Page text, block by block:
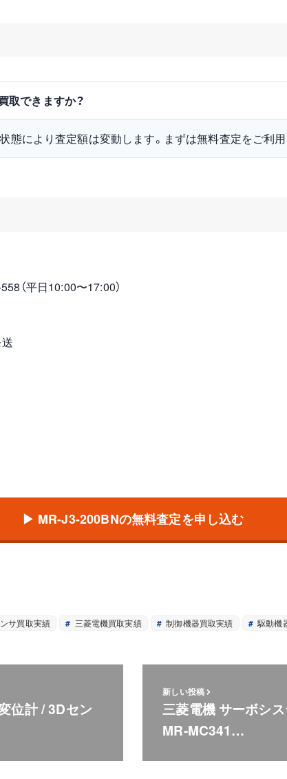
取できますか？
態により査定額は変動します。まずは無料査定をご利用
（平日10:00〜17:00）
▶ MR-J3-200BNの無料査定を申し込む
サ買取実績 三菱電機買取実績 制御機器買取実績 駆動機
位計 / 3Dセン
新しい投稿
三菱電機 サーボシ
MR-MC341…